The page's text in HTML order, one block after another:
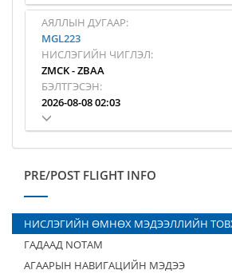
АЯЛЛЫН ДУГААР:
MGL223
НИСЛЭГИЙН ЧИГЛЭЛ:
ZMCK-ZBAA
БЭЛТГЭСЭН:
2026-08-08 02:03
PRE/POST FLIGHT INFO
НИСЛЭГИЙН ӨМНӨХ МЭДЭЭЛЛИЙН
ГАДААД NOTAM
АГААРЫН НАВИГАЦИЙН МЭДЭЭ